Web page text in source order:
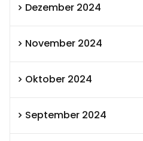
Dezember 2024
November 2024
Oktober 2024
September 2024